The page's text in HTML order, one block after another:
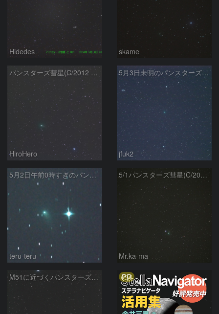
Hidedes skame
パンスターズ彗星(C/2012 K1)とM51
HiroHero
5月3日未明のパンスターズ彗星
jfuk2
5月2日午前0時すぎのパンスターズ彗星
teru-teru
5/1パンスターズ彗星(C/2012K1)とＭ５１銀河
Mr.ka-ma-
M51に近づくパンスターズ彗星（C/2012 K1） PR